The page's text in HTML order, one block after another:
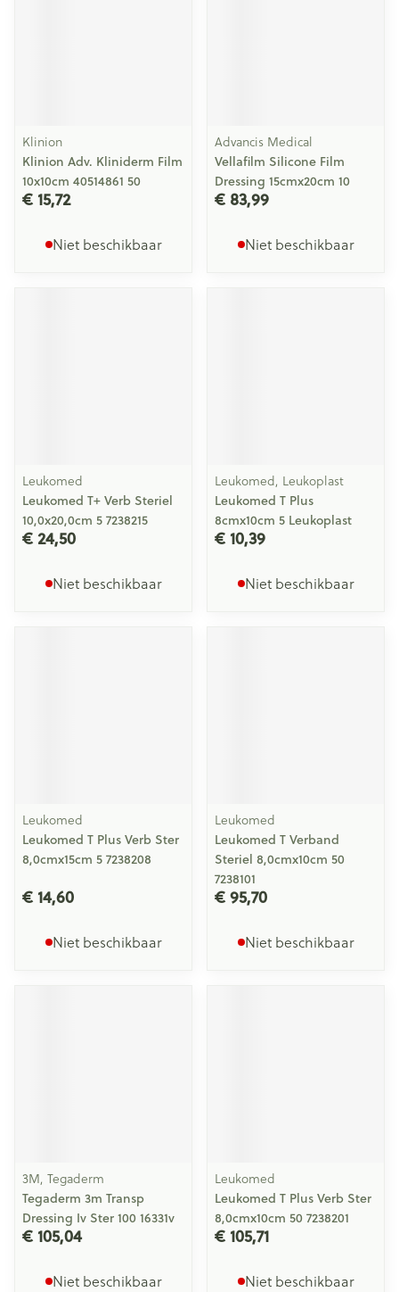
Klinion
Klinion Adv. Kliniderm Film
10x10cm 40514861 50
€ 15,72
Niet beschikbaar
Advancis Medical
Vellafilm Silicone Film
Dressing 15cmx20cm 10
€ 83,99
Niet beschikbaar
Leukomed
Leukomed T+ Verb Steriel
10,0x20,0cm 5 7238215
€ 24,50
Niet beschikbaar
Leukomed, Leukoplast
Leukomed T Plus
8cmx10cm 5 Leukoplast
€ 10,39
Niet beschikbaar
Leukomed
Leukomed T Plus Verb Ster
8,0cmx15cm 5 7238208
€ 14,60
Niet beschikbaar
Leukomed
Leukomed T Verband
Steriel 8,0cmx10cm 50
7238101
€ 95,70
Niet beschikbaar
3M, Tegaderm
Tegaderm 3m Transp
Dressing Iv Ster 100 16331v
€ 105,04
Niet beschikbaar
Leukomed
Leukomed T Plus Verb Ster
8,0cmx10cm 50 7238201
€ 105,71
Niet beschikbaar